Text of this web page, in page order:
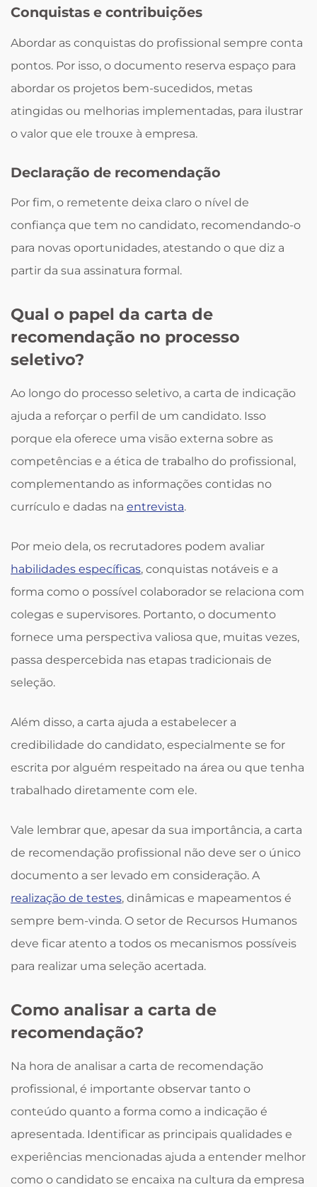
Conquistas e contribuições
Abordar as conquistas do profissional sempre conta
pontos. Por isso, o documento reserva espaço para
abordar os projetos bem-sucedidos, metas
atingidas ou melhorias implementadas, para ilustrar
o valor que ele trouxe à empresa.
Declaração de recomendação
Por fim, o remetente deixa claro o nível de
confiança que tem no candidato, recomendando-o
para novas oportunidades, atestando o que diz a
partir da sua assinatura formal.
Qual o papel da carta de
recomendação no processo
seletivo?
Ao longo do processo seletivo, a carta de indicação
ajuda a reforçar o perfil de um candidato. Isso
porque ela oferece uma visão externa sobre as
competências e a ética de trabalho do profissional,
complementando as informações contidas no
currículo e dadas na entrevista.
Por meio dela, os recrutadores podem avaliar
habilidades específicas, conquistas notáveis e a
forma como o possível colaborador se relaciona com
colegas e supervisores. Portanto, o documento
fornece uma perspectiva valiosa que, muitas vezes,
passa despercebida nas etapas tradicionais de
seleção.
Além disso, a carta ajuda a estabelecer a
credibilidade do candidato, especialmente se for
escrita por alguém respeitado na área ou que tenha
trabalhado diretamente com ele.
Vale lembrar que, apesar da sua importância, a carta
de recomendação profissional não deve ser o único
documento a ser levado em consideração. A
realização de testes, dinâmicas e mapeamentos é
sempre bem-vinda. O setor de Recursos Humanos
deve ficar atento a todos os mecanismos possíveis
para realizar uma seleção acertada.
Como analisar a carta de
recomendação?
Na hora de analisar a carta de recomendação
profissional, é importante observar tanto o
conteúdo quanto a forma como a indicação é
apresentada. Identificar as principais qualidades e
experiências mencionadas ajuda a entender melhor
como o candidato se encaixa na cultura da empresa